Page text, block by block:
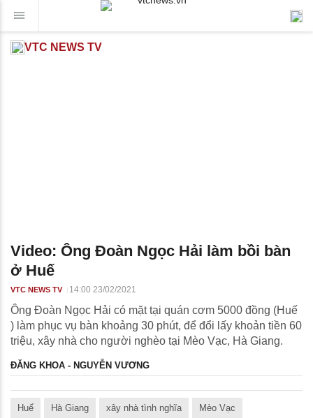
VTC NEWS TV
Video: Ông Đoàn Ngọc Hải làm bồi bàn
ở Huế
VTC NEWS TV 14:00 23/02/2021
Ông Đoàn Ngọc Hải có mặt tại quán cơm 5000 đồng (Huế
) làm phục vụ bàn khoảng 30 phút, để đổi lấy khoản tiền 60
triệu, xây nhà cho người nghèo tại Mèo Vạc, Hà Giang.
ĐĂNG KHOA - NGUYỄN VƯƠNG
Huế Hà Giang xây nhà tình nghĩa Mèo Vạc